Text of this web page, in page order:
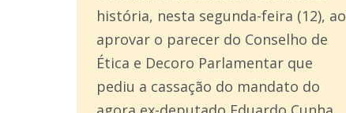
história, nesta segunda-feira (12), ao
aprovar o parecer do Conselho de
Ética e Decoro Parlamentar que
pediu a cassação do mandato do